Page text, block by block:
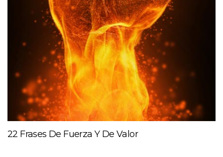
22 Frases De Fuerza Y De Valor